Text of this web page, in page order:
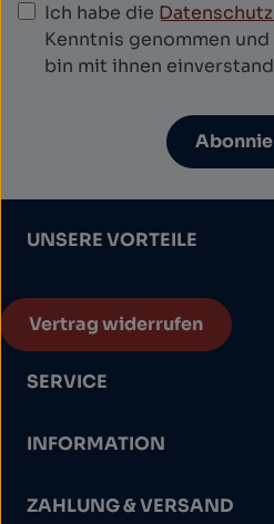
Ich habe die
Kenntnis genommen und
bin mit ihnen
UNSERE VORTEILE
Vertrag widerrufen
SERVICE
INFORMATION
ZAHLUNG & VERSAND